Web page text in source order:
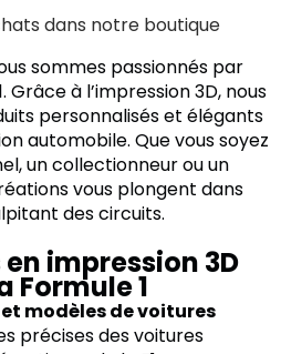
dans notre boutique
sommes passionnés par
Grâce à l’impression 3D, nous
personnalisés et élégants
automobile. Que vous soyez
un collectionneur ou un
vous plongent dans
des circuits.
impression 3D
Formule 1
modèles de voitures
précises des voitures